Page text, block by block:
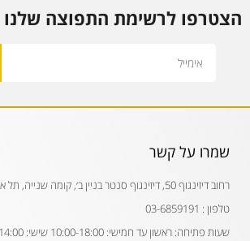
הצטרפו לרשימת התפוצה שלנו
שמרו על קשר
רחוב דיזינגוף 50, דיזינגוף סנטר בניין ב׳, קומה שנייה, תל אביב
טלפון : 03-6859191
שעות פתיחה: ראשון עד חמישי: 10:00-18:00 שישי: 10:00-14:00